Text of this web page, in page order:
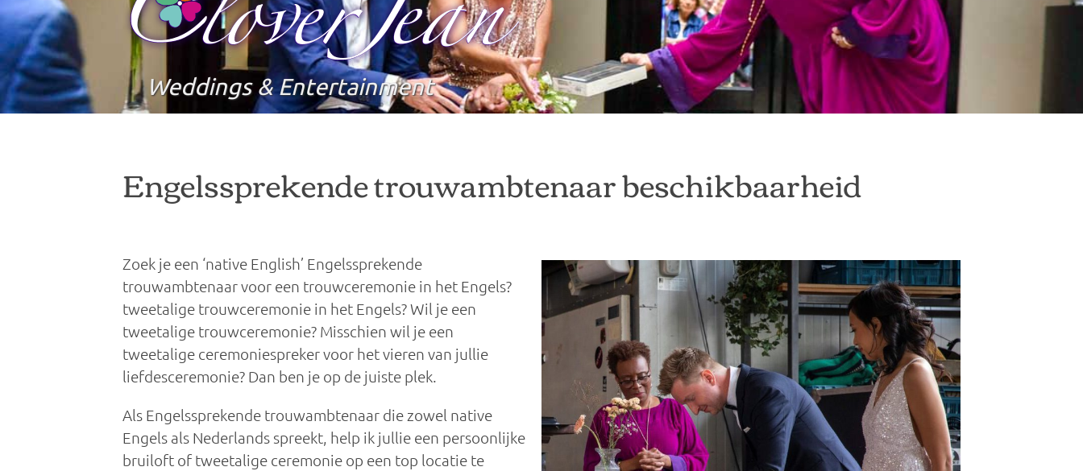
Weddings & Entertainment
Engelssprekende trouwambtenaar beschikbaarheid
Zoek je een ‘native English’ Engelssprekende
trouwambtenaar voor een trouwceremonie in het Engels?
tweetalige trouwceremonie in het Engels? Wil je een
tweetalige trouwceremonie? Misschien wil je een
tweetalige ceremoniespreker voor het vieren van jullie
liefdesceremonie? Dan ben je op de juiste plek.
Als Engelssprekende trouwambtenaar die zowel native
Engels als Nederlands spreekt, help ik jullie een persoonlijke
bruiloft of tweetalige ceremonie op een top locatie te